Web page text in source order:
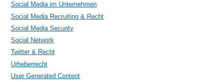
Social Media im Unternehmen
Social Media Recruiting & Recht
Social Media Security
Social Network
Twitter & Recht
Urheberrecht
User Generated Content